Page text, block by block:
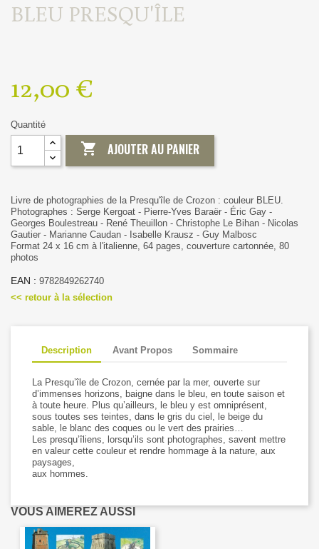
BLEU PRESQU'ÎLE
12,00 €
Quantité
 AJOUTER AU PANIER
Livre de photographies de la Presqu'île de Crozon : couleur BLEU.
Photographes : Serge Kergoat - Pierre-Yves Baraër - Éric Gay -
Georges Boulestreau - René Theuillon - Christophe Le Bihan - Nicolas
Gautier - Marianne Caudan - Isabelle Krausz - Guy Malbosc
Format 24 x 16 cm à l'italienne, 64 pages, couverture cartonnée, 80
photos
EAN : 9782849262740
<< retour à la sélection
Description Avant Propos Sommaire
La Presqu’île de Crozon, cernée par la mer, ouverte sur
d’immenses horizons, baigne dans le bleu, en toute saison et
à toute heure. Plus qu’ailleurs, le bleu y est omniprésent,
sous toutes ses teintes, dans le gris du ciel, le beige du
sable, le blanc des coques ou le vert des prairies…
Les presqu’îliens, lorsqu’ils sont photographes, savent mettre
en valeur cette couleur et rendre hommage à la nature, aux
paysages,
aux hommes.
VOUS AIMEREZ AUSSI